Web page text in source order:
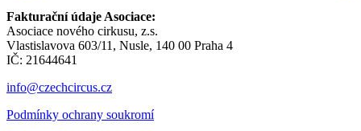
Fakturační údaje Asociace:
Asociace nového cirkusu, z.s.
Vlastislavova 603/11, Nusle, 140 00 Praha 4
IČ: 21644641
info@czechcircus.cz
Podmínky ochrany soukromí